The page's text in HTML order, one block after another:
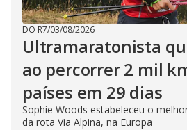
DO R7/03/08/2026
Ultramaratonista
ao percorrer 2 mil
países em 29 dias
Sophie Woods estabeleceu o
da rota Via Alpina, na Europa